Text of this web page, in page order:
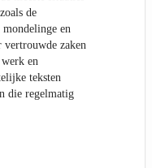
de
en
vertrouwde zaken
en
teksten
die regelmatig